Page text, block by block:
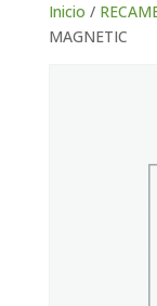
Inicio /
MAGNETIC